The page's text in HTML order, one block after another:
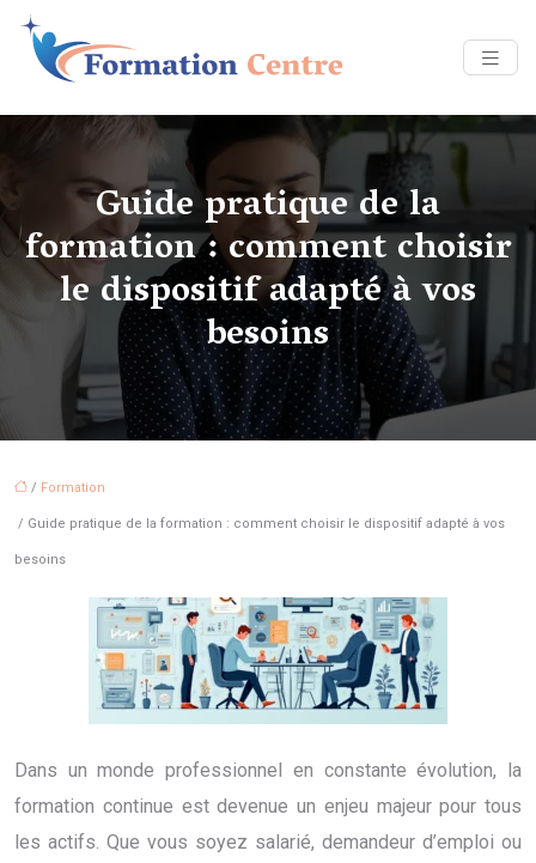
Guide pratique de la
formation : comment choisir
le dispositif adapté à vos
besoins
/ Formation
/ Guide pratique de la formation : comment choisir le dispositif adapté à vos
besoins
Dans un monde professionnel en constante évolution, la
formation continue est devenue un enjeu majeur pour tous
les actifs. Que vous soyez salarié, demandeur d’emploi ou